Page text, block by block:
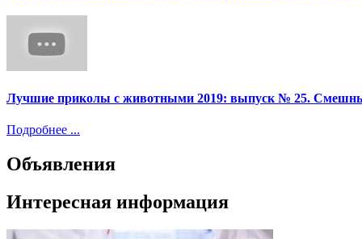
Лучшие приколы с животными 2019: выпуск № 25.
Подробнее ...
Объявления
Интересная информация